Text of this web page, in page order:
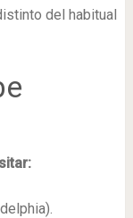
del habitual